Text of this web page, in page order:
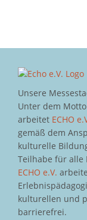
Unsere
Unter dem Motto
arbeitet ECHO
gemäß dem
kulturelle
Teilhabe für alle
ECHO e.V.
kulturellen und
barrierefrei.